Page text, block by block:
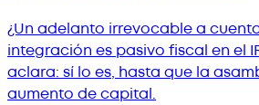
¿Un adelanto irrevocable a
integración es pasivo fiscal en el
aclara: sí lo es, hasta que la
aumento de capital.